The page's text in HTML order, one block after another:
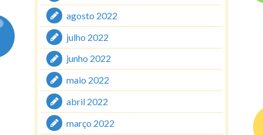
agosto 2022
julho 2022
junho 2022
maio 2022
abril 2022
março 2022